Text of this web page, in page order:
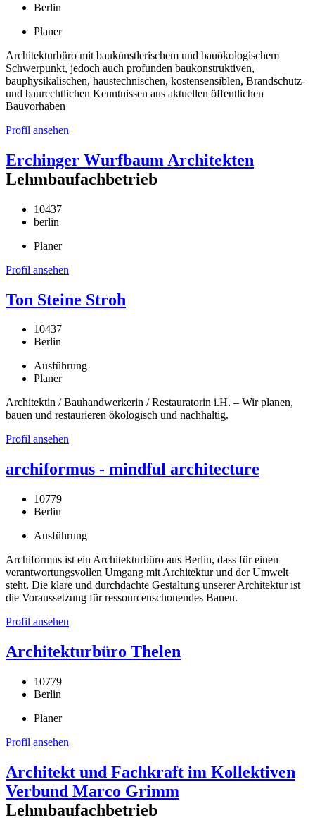
Berlin
Planer
Architekturbüro mit baukünstlerischem und bauökologischem
Schwerpunkt, jedoch auch profunden baukonstruktiven,
bauphysikalischen, haustechnischen, kostensensiblen, Brandschutz-
und baurechtlichen Kenntnissen aus aktuellen öffentlichen
Bauvorhaben
Profil ansehen
Erchinger Wurfbaum Architekten
Lehmbaufachbetrieb
10437
berlin
Planer
Profil ansehen
Ton Steine Stroh
10437
Berlin
Ausführung
Planer
Architektin / Bauhandwerkerin / Restauratorin i.H. – Wir planen,
bauen und restaurieren ökologisch und nachhaltig.
Profil ansehen
archiformus - mindful architecture
10779
Berlin
Ausführung
Archiformus ist ein Architekturbüro aus Berlin, dass für einen
verantwortungsvollen Umgang mit Architektur und der Umwelt
steht. Die klare und durchdachte Gestaltung unserer Architektur ist
die Voraussetzung für ressourcenschonendes Bauen.
Profil ansehen
Architekturbüro Thelen
10779
Berlin
Planer
Profil ansehen
Architekt und Fachkraft im Kollektiven
Verbund Marco Grimm
Lehmbaufachbetrieb